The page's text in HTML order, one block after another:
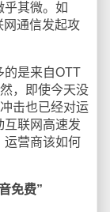
乎其微。如
网通信发起攻
是来自OTT
，即使今天没
击也已经对运
互联网高速发
运营商该如何
免费”